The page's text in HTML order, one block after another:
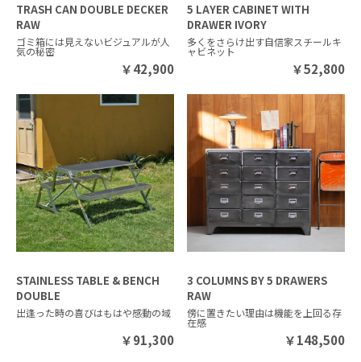
TRASH CAN DOUBLE DECKER
RAW
ゴミ箱には見えないビジュアルが人
気の秘密
￥42,900
5 LAYER CABINET WITH
DRAWER IVORY
多くをさらけ出す自信家スチールキ
ャビネット
￥52,800
STAINLESS TABLE & BENCH
DOUBLE
出逢った時の喜びはもはや感動の域
￥91,300
3 COLUMNS BY 5 DRAWERS
RAW
傍に置きたい理由は機能を上回る存
在感
￥148,500